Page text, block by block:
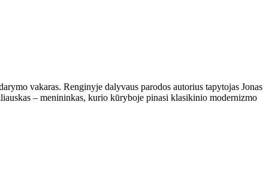
vakaras. Renginyje dalyvaus parodos autorius tapytojas Jonas
– menininkas, kurio kūryboje pinasi klasikinio modernizmo